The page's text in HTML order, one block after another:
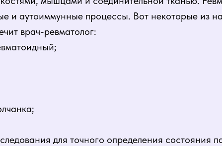
и аутоиммунные процессы. Вот некоторые из
врач-ревматолог:
для точного определения состояния